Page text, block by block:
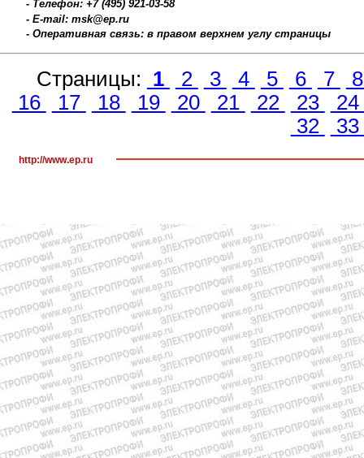
- Телефон: +7 (495) 921-03-58
- E-mail: msk@ep.ru
- Оперативная связь: в правом верхнем углу страницы
Страницы: 1 2 3 4 5 6 7
16
17 18 19 20 21 22 23
24
32
33
http://www.ep.ru